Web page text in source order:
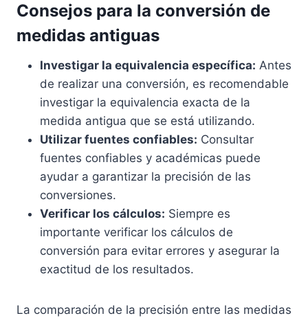
Consejos para la conversión de
medidas antiguas
Investigar la equivalencia específica: Antes
de realizar una conversión, es recomendable
investigar la equivalencia exacta de la
medida antigua que se está utilizando.
Utilizar fuentes confiables: Consultar
fuentes confiables y académicas puede
ayudar a garantizar la precisión de las
conversiones.
Verificar los cálculos: Siempre es
importante verificar los cálculos de
conversión para evitar errores y asegurar la
exactitud de los resultados.
La comparación de la precisión entre las medidas